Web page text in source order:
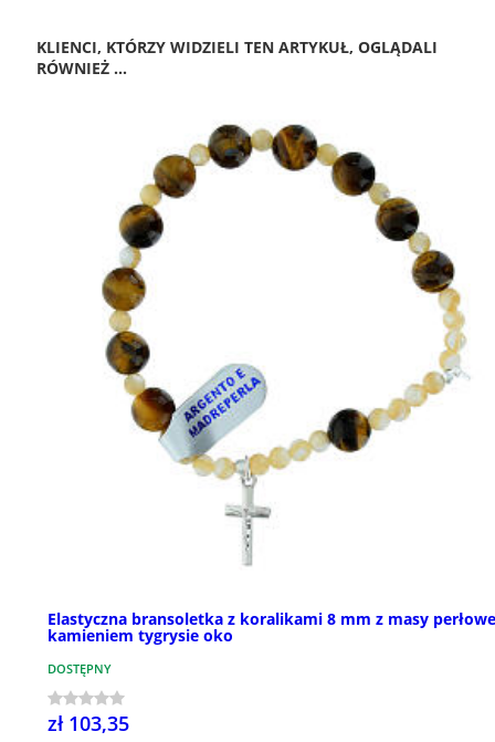
KLIENCI, KTÓRZY WIDZIELI TEN ARTYKUŁ, OGLĄDALI
RÓWNIEŻ ...
Elastyczna bransoletka z koralikami 8 mm z masy
kamieniem tygrysie oko
DOSTĘPNY
zł 103,35